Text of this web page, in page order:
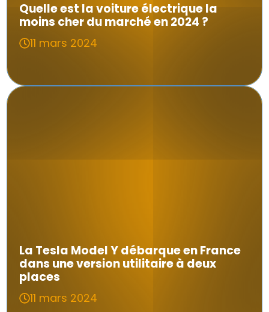
Quelle est la voiture électrique la
moins cher du marché en 2024 ?
11 mars 2024
La Tesla Model Y débarque en France
dans une version utilitaire à deux
places
11 mars 2024